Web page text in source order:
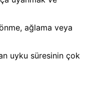
ağlama veya
uyku süresinin çok